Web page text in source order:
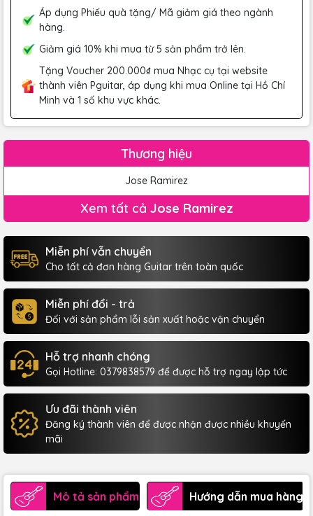
Áp dụng Phiếu quà tặng/ Mã giảm giá theo ngành
hàng.
Giảm giá 10% khi mua từ 5 sản phẩm trở lên.
Tặng Voucher 200.000₫ mua Nhạc cụ tại website
thành viên Pguitar, áp dụng khi mua Online tại Hồ Chí
Minh và 1 số khu vực khác.
Thương hiệu
Jose Ramirez
Xem tất cả Jose Ramirez
Miễn phí vẫn chuyển
Cho tất cả đơn hàng Guitar trên toàn quốc
Miễn phí đổi - trả
Đối với sản phẩm lỗi sản xuất hoặc vận chuyển
Hỗ trợ nhanh chóng
Gọi Hotline: 0379838579 để được hỗ trợ ngay lập tức
Ưu đãi thành viên
Đăng ký thành viên để được nhận được nhiều khuyến
mãi
Mô tả sản phẩm Hướng dẫn mua hàng